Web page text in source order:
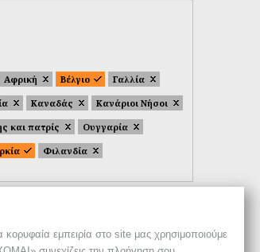
κορυφαία εμπειρία στο site μας χρησιμοποιούμε
Αφρική Βέλγιο
Γαλλία
Καναδάς
Κανάριοι Νήσοι
και πατρίς
Ουγγαρία
Φιλανδία